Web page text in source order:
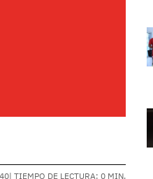
| TIEMPO DE LECTURA: 0 MIN.